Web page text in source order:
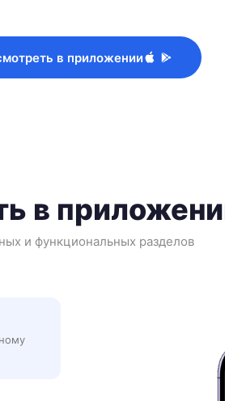
в приложении
в
и функциональных разделов